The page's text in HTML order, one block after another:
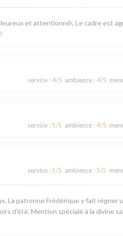
et attentionné\. Le cadre est
service : 4/5 ambience : 4/5
service : 5/5 ambience : 4/5
service : 5/5 ambience : 5/5
La patronne Frédérique y fait régner
d'été. Mention spéciale à la divine